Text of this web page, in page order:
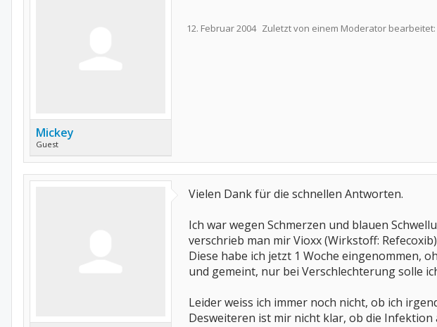
Mickey
Guest
12. Februar 2004 Zuletzt von einem Moderator bearbeitet:
Vielen Dank für die schnellen Antworten.
Ich war wegen Schmerzen und blauen
verschrieb man mir Vioxx (Wirkstoff:
Diese habe ich jetzt 1 Woche eingenommen,
und gemeint, nur bei Verschlechterung solle
Leider weiss ich immer noch nicht, ob ich
Desweiteren ist mir nicht klar, ob die Infektion